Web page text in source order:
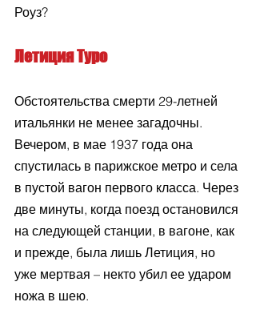
Роуз?
Летиция Туро
Обстоятельства смерти 29-летней
итальянки не менее загадочны.
Вечером, в мае 1937 года она
спустилась в парижское метро и села
в пустой вагон первого класса. Через
две минуты, когда поезд остановился
на следующей станции, в вагоне, как
и прежде, была лишь Летиция, но
уже мертвая – некто убил ее ударом
ножа в шею.